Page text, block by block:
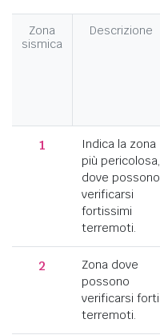
Zona
sismica
Descrizione
1
Indica la zona
più pericolosa,
dove possono
verificarsi
fortissimi
terremoti.
2
Zona dove
possono
verificarsi forti
terremoti.